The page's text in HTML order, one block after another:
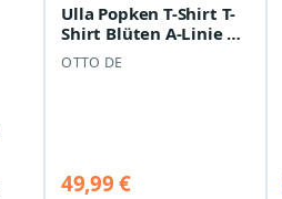
Ulla Popken T-Shirt T-
Shirt Blüten A-Linie V-
Ausschnitt Halbarm
OTTO DE
49,99 €